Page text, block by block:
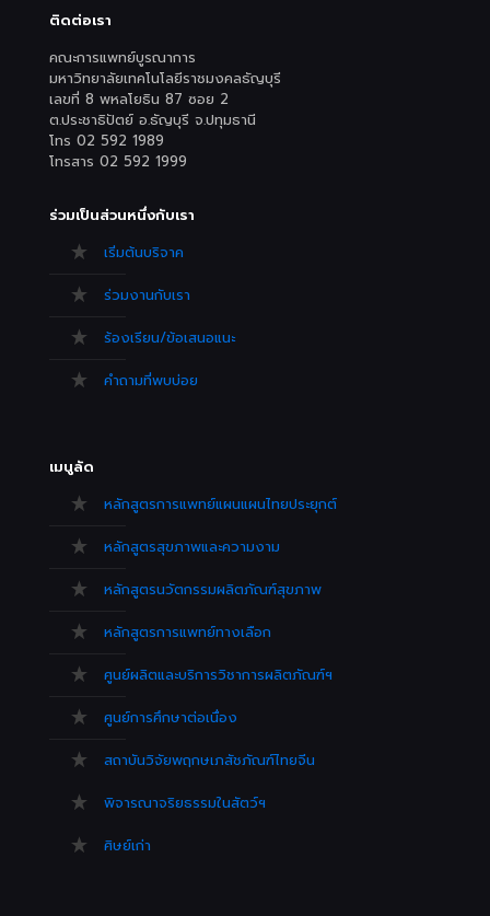
ติดต่อเรา
คณะการแพทย์บูรณาการ
มหาวิทยาลัยเทคโนโลยีราชมงคลธัญบุรี
เลขที่ 8 พหลโยธิน 87 ซอย 2
ต.ประชาธิปัตย์ อ.ธัญบุรี จ.ปทุมธานี
โทร 02 592 1989
โทรสาร 02 592 1999
ร่วมเป็นส่วนหนึ่งกับเรา
เริ่มต้นบริจาค
ร่วมงานกับเรา
ร้องเรียน/ข้อเสนอแนะ
คำถามที่พบบ่อย
เมนูลัด
หลักสูตรการแพทย์แผนแผนไทยประยุกต์
หลักสูตรสุขภาพและความงาม
หลักสูตรนวัตกรรมผลิตภัณฑ์สุขภาพ
หลักสูตรการแพทย์ทางเลือก
ศูนย์ผลิตและบริการวิชาการผลิตภัณฑ์ฯ
ศูนย์การศึกษาต่อเนื่อง
สถาบันวิจัยพฤกษเภสัชภัณฑ์ไทยจีน
พิจารณาจริยธรรมในสัตว์ฯ
ศิษย์เก่า